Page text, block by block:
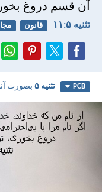
آن قسم دروغ
تثنيه ۵:‏۱۱ قانون
PCB تثنيه ۵ بصورت